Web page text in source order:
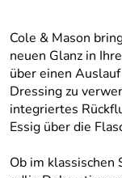
Cole & Mason
neuen Glanz in
über einen
Dressing zu
integriertes
Essig über die
Ob im